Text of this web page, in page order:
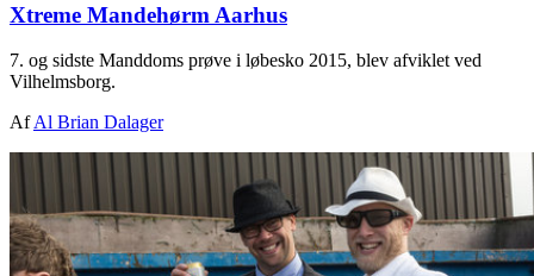
Xtreme Mandehørm Aarhus
7. og sidste Manddoms prøve i løbesko 2015, blev afviklet ved
Vilhelmsborg.
AfAl Brian Dalager